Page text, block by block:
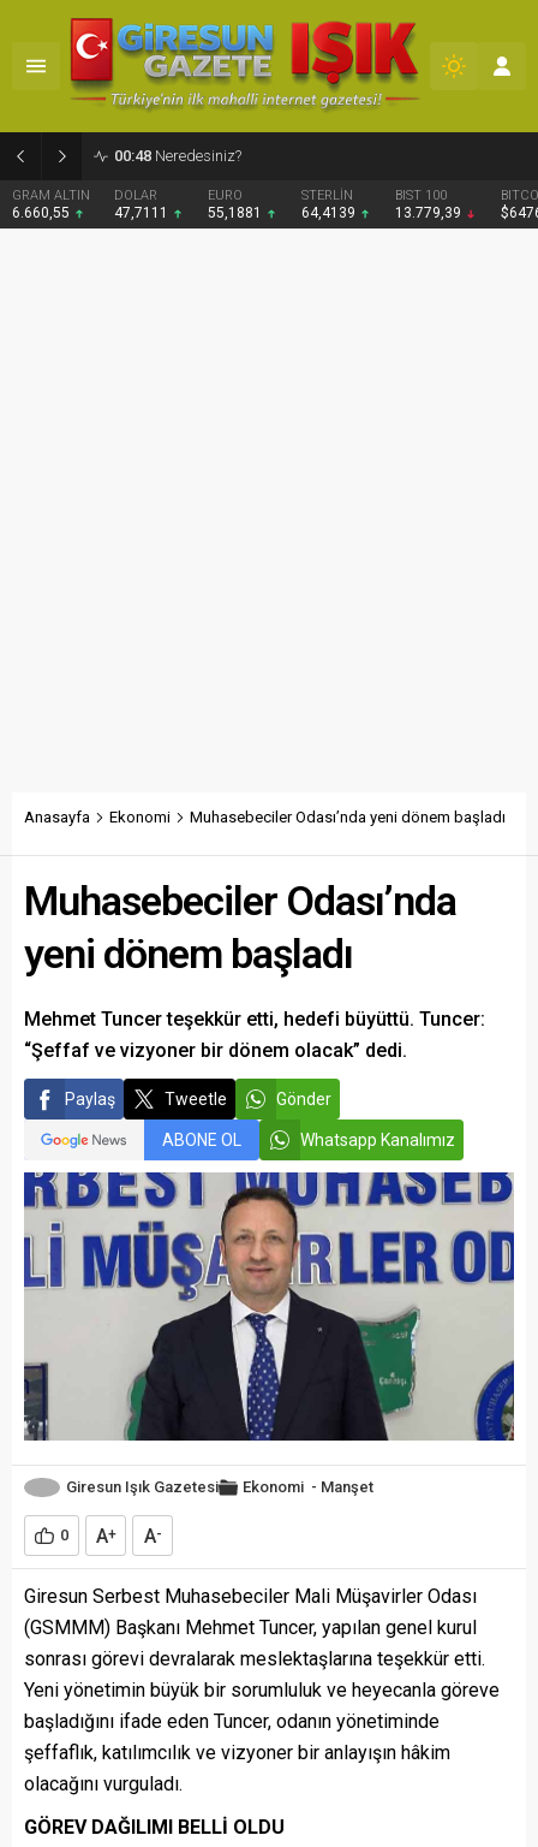
02:12 Fındığın Geleceği İçin Yeni Bir Politika Şart
DOLAR
47,7111
EURO
55,1881
STERLİN
64,4139
BIST 100
13.779,39
BITCOIN
$64763
Anasayfa Ekonomi Muhasebeciler Odası’nda yeni dönem başladı
Muhasebeciler Odası’nda
yeni dönem başladı
Mehmet Tuncer teşekkür etti, hedefi büyüttü. Tuncer:
“Şeffaf ve vizyoner bir dönem olacak” dedi.
Paylaş Tweetle Gönder
ABONE OL Whatsapp Kanalımız
Giresun Işık Gazetesi Ekonomi - Manşet
0 A+ A-
Giresun Serbest Muhasebeciler Mali Müşavirler Odası
(GSMMM) Başkanı Mehmet Tuncer, yapılan genel kurul
sonrası görevi devralarak meslektaşlarına teşekkür etti.
Yeni yönetimin büyük bir sorumluluk ve heyecanla göreve
başladığını ifade eden Tuncer, odanın yönetiminde
şeffaflık, katılımcılık ve vizyoner bir anlayışın hâkim
olacağını vurguladı.
GÖREV DAĞILIMI BELLİ OLDU